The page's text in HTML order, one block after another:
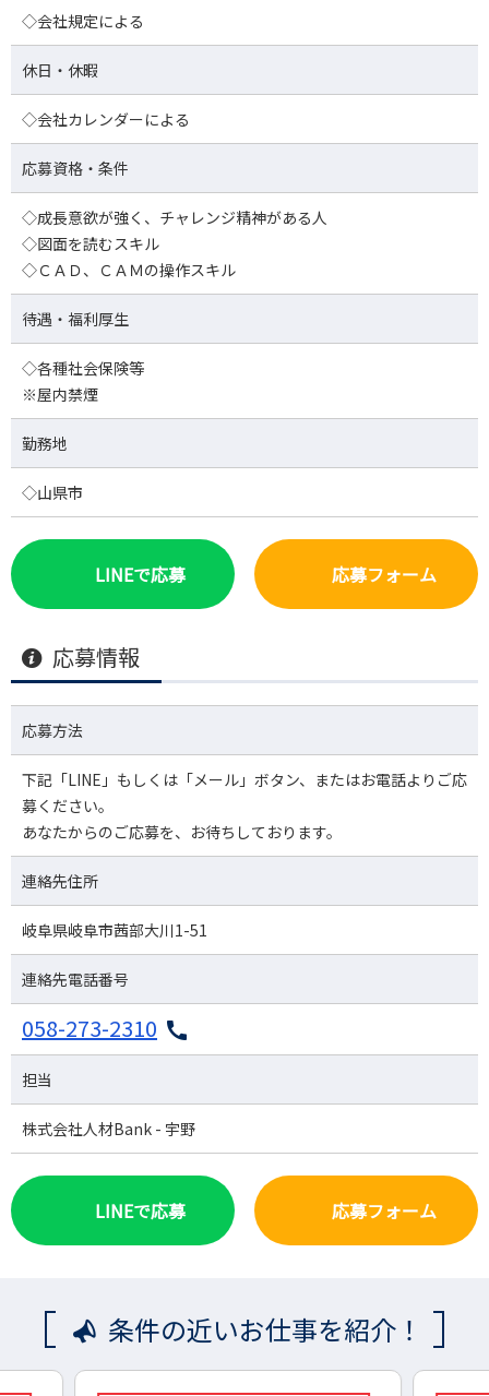
◇会社規定による
休日・休暇
◇会社カレンダーによる
応募資格・条件
◇成長意欲が強く、チャレンジ精神がある人
◇図面を読むスキル
◇ＣＡＤ、ＣＡＭの操作スキル
待遇・福利厚生
◇各種社会保険等
※屋内禁煙
勤務地
◇山県市
LINEで応募 応募フォーム
応募情報
応募方法
下記「LINE」もしくは「メール」ボタン、またはお電話よりご応
募ください。
あなたからのご応募を、お待ちしております。
連絡先住所
岐阜県岐阜市茜部大川1-51
連絡先電話番号
058-273-2310
担当
株式会社人材Bank - 宇野
LINEで応募 応募フォーム
条件の近いお仕事を紹介！